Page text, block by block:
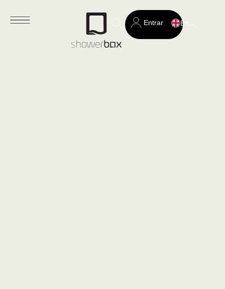
Search
for:
Entrar